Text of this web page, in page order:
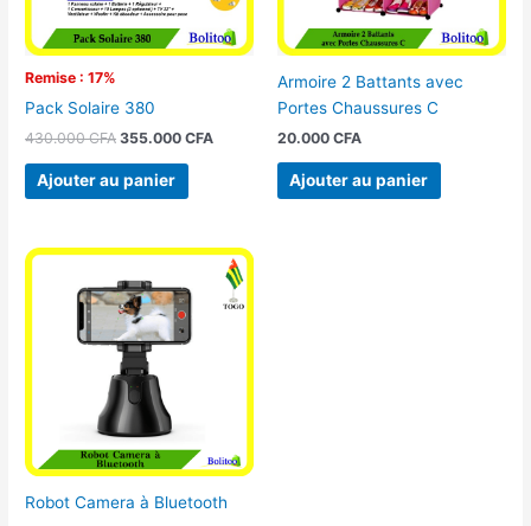
Remise : 17%
Pack Solaire 380
430.000CFA 355.000CFA
Ajouter au panier
Armoire 2 Battants avec
Portes Chaussures C
20.000 CFA
Ajouter au panier
Robot Camera à Bluetooth